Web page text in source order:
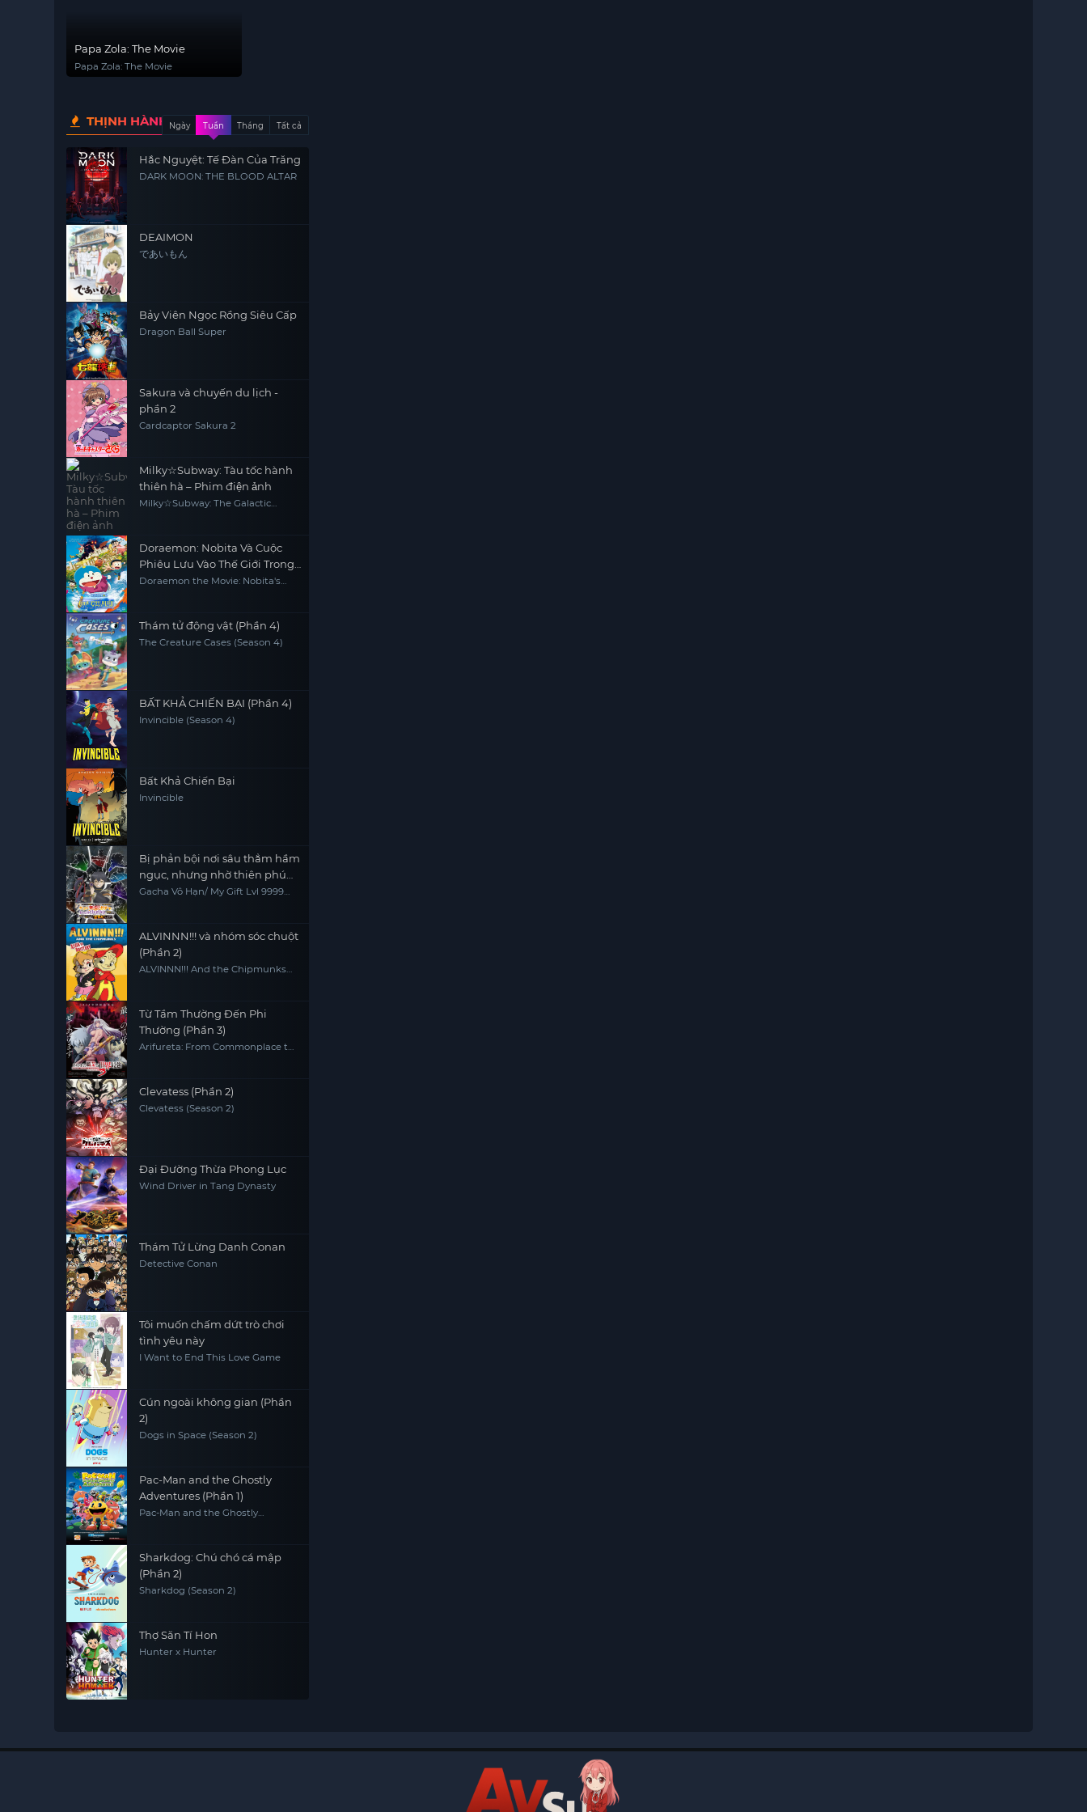
Papa Zola: The Movie
Papa Zola: The Movie
THỊNH HÀNHNgày Tuần Tháng Tất cả
Hắc Nguyệt: Tế Đàn Của Trăng
DARK MOON: THE BLOOD ALTAR
DEAIMON
であいもん
Bảy Viên Ngọc Rồng Siêu Cấp
Dragon Ball Super
Sakura và chuyến du lịch -
phần 2
Cardcaptor Sakura 2
Milky☆Subway: Tàu tốc hành
thiên hà – Phim điện ảnh
Milky☆Subway: The Galactic
Doraemon: Nobita Và Cuộc
Phiêu Lưu Vào Thế Giới Trong
Tranh
Doraemon the Movie: Nobita's
Thám tử động vật (Phần 4)
The Creature Cases (Season 4)
BẤT KHẢ CHIẾN BẠI (Phần 4)
Invincible (Season 4)
Bất Khả Chiến Bại
Invincible
Bị phản bội nơi sâu thẳm hầm
ngục, nhưng nhờ thiên phú
“Vô Hạn Gacha”, tôi chiêu mộ
giới! Đáng đời chúng!
Gacha Vô Hạn/ My Gift Lvl 9999
ALVINNN!!! và nhóm sóc chuột
(Phần 2)
ALVINNN!!! And the Chipmunks
Từ Tầm Thường Đến Phi
Thường (Phần 3)
Arifureta: From Commonplace to
Clevatess (Phần 2)
Clevatess (Season 2)
Đại Đường Thừa Phong Lục
Wind Driver in Tang Dynasty
Thám Tử Lừng Danh Conan
Detective Conan
Tôi muốn chấm dứt trò chơi
tình yêu này
I Want to End This Love Game
Cún ngoài không gian (Phần
2)
Dogs in Space (Season 2)
Pac-Man and the Ghostly
Adventures (Phần 1)
Pac-Man and the Ghostly
Sharkdog: Chú chó cá mập
(Phần 2)
Sharkdog (Season 2)
Thợ Săn Tí Hon
Hunter x Hunter